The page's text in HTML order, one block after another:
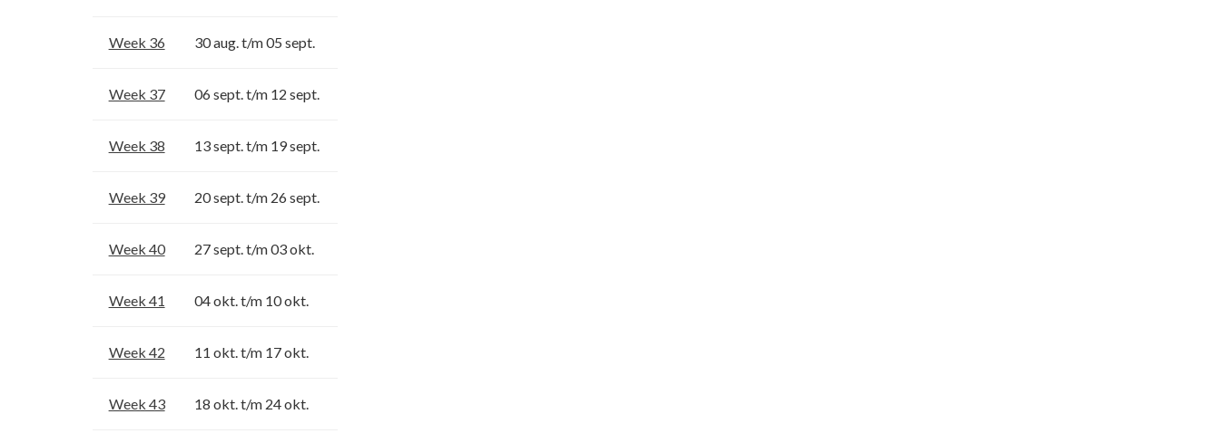
Week 36 30 aug. t/m 05 sept.
Week 37 06 sept. t/m 12 sept.
Week 38 13 sept. t/m 19 sept.
Week 39 20 sept. t/m 26 sept.
Week 40 27 sept. t/m 03 okt.
Week 41 04 okt. t/m 10 okt.
Week 42 11 okt. t/m 17 okt.
Week 43 18 okt. t/m 24 okt.